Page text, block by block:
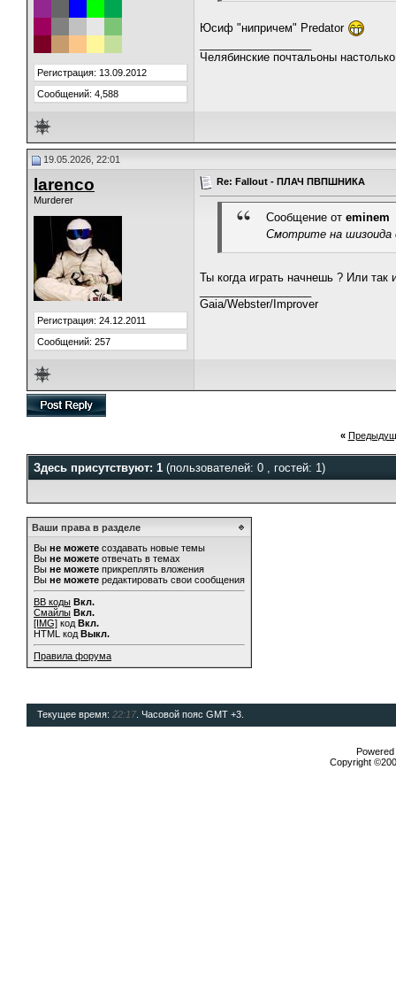
Регистрация: 13.09.2012
Сообщений: 4,588
Юсиф "нипричем" Predator
Челябинские почтальоны
19.05.2026, 22:01
larenco
Murderer
Регистрация: 24.12.2011
Сообщений: 257
Re: Fallout - ПЛАЧ ПВПШНИКА
Сообщение от eminem
Смотрите на шизоида
Ты когда играть начнешь ? Или так
Gaia/Webster/Improver
«
Здесь присутствуют: 1 (пользователей: 0 , гостей: 1)
Ваши права в разделе
Вы не можете создавать новые темы
Вы не можете отвечать в темах
Вы не можете прикреплять вложения
Вы не можете редактировать свои сообщения
BB коды Вкл.
Смайлы Вкл.
[IMG] код Вкл.
HTML код Выкл.
Правила форума
Текущее время: 22:17. Часовой пояс GMT +3.
Copyright